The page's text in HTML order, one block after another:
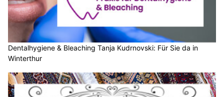
Dentalhygiene & Bleaching Tanja Kudrnovski: Für Sie da in
Winterthur